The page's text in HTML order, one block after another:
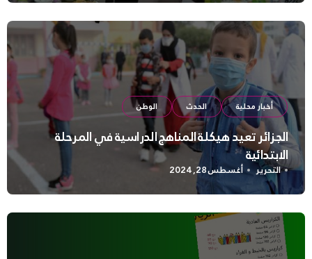
أخبار محلية الحدث الوطن
الجزائر تعيد هيكلة المناهج الدراسية في المرحلة
الابتدائية
التحرير أغسطس 28, 2024